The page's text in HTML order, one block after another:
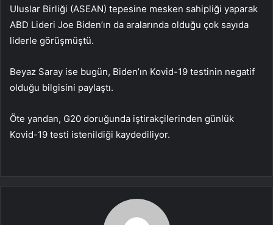
Uluslar Birliği (ASEAN) tepesine mesken sahipliği yaparak
ABD Lideri Joe Biden’ın da aralarında olduğu çok sayıda
liderle görüşmüştü.
Beyaz Saray ise bugün, Biden’ın Kovid-19 testinin negatif
olduğu bilgisini paylaştı.
Öte yandan, G20 doruğunda iştirakçilerinden günlük
Kovid-19 testi istenildiği kaydediliyor.